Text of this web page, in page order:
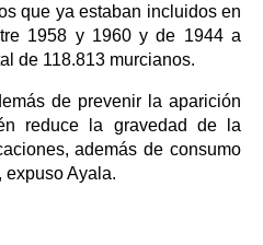
que ya estaban incluidos en
1958 y 1960 y de 1944 a
de 118.813 murcianos.
de prevenir la aparición
reduce la gravedad de la
además de consumo
expuso Ayala.